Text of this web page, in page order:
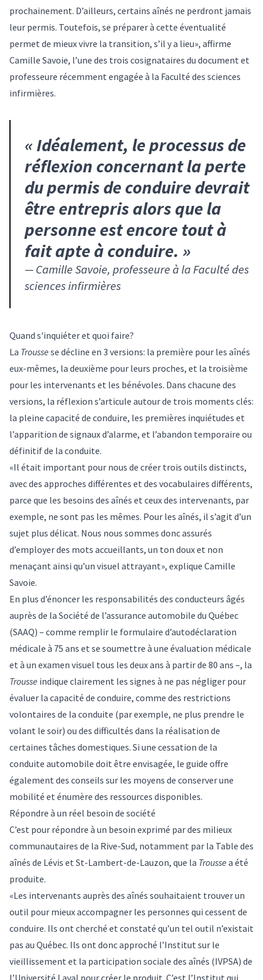
prochainement. D’ailleurs, certains aînés ne perdront jamais
leur permis. Toutefois, se préparer à cette éventualité
permet de mieux vivre la transition, s’il y a lieu», affirme
Camille Savoie, l’une des trois cosignataires du document et
professeure récemment engagée à la Faculté des sciences
infirmières.
« Idéalement, le processus de
réflexion concernant la perte
du permis de conduire devrait
être entrepris alors que la
personne est encore tout à
fait apte à conduire. »
— Camille Savoie, professeure à la Faculté des
sciences infirmières
Quand s'inquiéter et quoi faire?
La Trousse se décline en 3 versions: la première pour les aînés
eux-mêmes, la deuxième pour leurs proches, et la troisième
pour les intervenants et les bénévoles. Dans chacune des
versions, la réflexion s’articule autour de trois moments clés:
la pleine capacité de conduire, les premières inquiétudes et
l’apparition de signaux d’alarme, et l’abandon temporaire ou
définitif de la conduite.
«Il était important pour nous de créer trois outils distincts,
avec des approches différentes et des vocabulaires différents,
parce que les besoins des aînés et ceux des intervenants, par
exemple, ne sont pas les mêmes. Pour les aînés, il s’agit d’un
sujet plus délicat. Nous nous sommes donc assurés
d’employer des mots accueillants, un ton doux et non
menaçant ainsi qu’un visuel attrayant», explique Camille
Savoie.
En plus d’énoncer les responsabilités des conducteurs âgés
auprès de la Société de l’assurance automobile du Québec
(SAAQ) – comme remplir le formulaire d’autodéclaration
médicale à 75 ans et se soumettre à une évaluation médicale
et à un examen visuel tous les deux ans à partir de 80 ans –, la
Trousse indique clairement les signes à ne pas négliger pour
évaluer la capacité de conduire, comme des restrictions
volontaires de la conduite (par exemple, ne plus prendre le
volant le soir) ou des difficultés dans la réalisation de
certaines tâches domestiques. Si une cessation de la
conduite automobile doit être envisagée, le guide offre
également des conseils sur les moyens de conserver une
mobilité et énumère des ressources disponibles.
Répondre à un réel besoin de société
C’est pour répondre à un besoin exprimé par des milieux
communautaires de la Rive-Sud, notamment par la Table des
aînés de Lévis et St-Lambert-de-Lauzon, que la Trousse a été
produite.
«Les intervenants auprès des aînés souhaitaient trouver un
outil pour mieux accompagner les personnes qui cessent de
conduire. Ils ont cherché et constaté qu’un tel outil n’existait
pas au Québec. Ils ont donc approché l’Institut sur le
vieillissement et la participation sociale des aînés (IVPSA) de
l’Université Laval pour créer le produit. C’est l’Institut qui